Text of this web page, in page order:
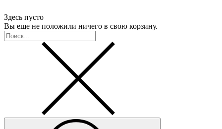
Здесь пусто
Вы еще не положили ничего в свою корзину.